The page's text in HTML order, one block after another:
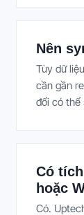
Nên
Tùy dữ
cần gần
đổi có thể
Có
hoặc
Có.